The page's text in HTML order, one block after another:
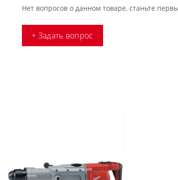
Нет вопросов о данном товаре, станьте
+ Задать вопрос